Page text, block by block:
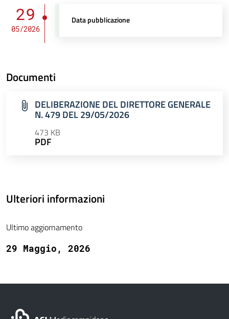
29
05/2026
Data pubblicazione
Documenti
DELIBERAZIONE DEL DIRETTORE GENERALE
N. 479 DEL 29/05/2026
473 KB
PDF
Ulteriori informazioni
Ultimo aggiornamento
29 Maggio, 2026